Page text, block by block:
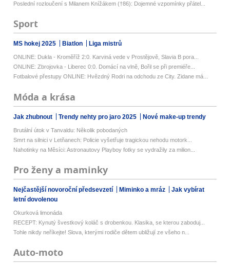
Poslední rozloučení s Milanem Knížákem (†86): Dojemné vzpomínky přátel...
Sport
MS hokej 2025 Biatlon Liga mistrů
ONLINE: Dukla - Kroměříž 2:0. Karviná vede v Prostějově, Slavia B pora...
ONLINE: Zbrojovka - Liberec 0:0. Domácí na vlně, Bořil se při premiéře...
Fotbalové přestupy ONLINE: Hvězdný Rodri na odchodu ze City. Zidane má...
Móda a krása
Jak zhubnout Trendy nehty pro jaro 2025 Nové make-up trendy
Brutální útok v Tanvaldu: Několik pobodaných
Smrt na silnici v Letňanech: Policie vyšetřuje tragickou nehodu motork...
Nahotinky na Měsíci: Astronautovy Playboy fotky se vydražily za milion...
Pro ženy a maminky
Nejčastější novoroční předsevzetí Miminko a mráz
Jak vybírat
letní dovolenou
Okurková limonáda
RECEPT: Kynutý švestkový koláč s drobenkou. Klasika, se kterou zaboduj...
Tohle nikdy neříkejte! Slova, kterými rodiče dětem ubližují ze všeho n...
Auto-moto